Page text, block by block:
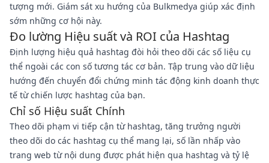
tượng mới. Giám sát xu hướng của Bulkmedya giúp xác định
sớm những cơ hội này.
Đo lường Hiệu suất và ROI của Hashtag
Định lượng hiệu quả hashtag đòi hỏi theo dõi các số liệu cụ
thể ngoài các con số tương tác cơ bản. Tập trung vào dữ liệu
hướng đến chuyển đổi chứng minh tác động kinh doanh thực
tế từ chiến lược hashtag của bạn.
Chỉ số Hiệu suất Chính
Theo dõi phạm vi tiếp cận từ hashtag, tăng trưởng người
theo dõi do các hashtag cụ thể mang lại, số lần nhấp vào
trang web từ nội dung được phát hiện qua hashtag và tỷ lệ